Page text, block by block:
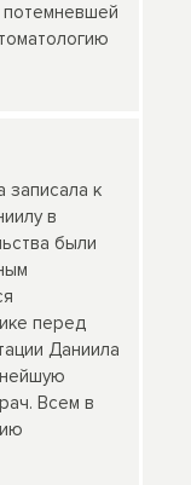
потемневшей
записала к
в
были
перед
Даниила
Всем в